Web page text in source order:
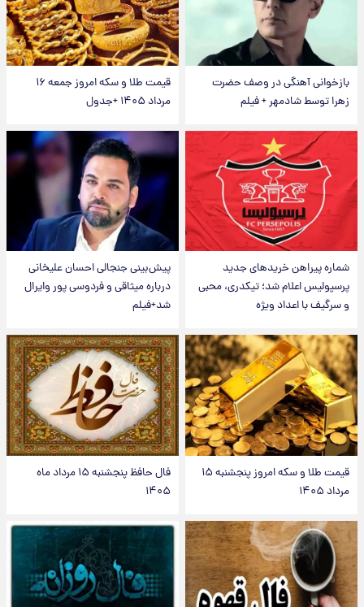
بازخوانی آهنگی در وصف حضرت
زهرا توسط شادمهر + فیلم
قیمت طلا و سکه امروز جمعه ۱۶
مرداد ۱۴۰۵ +جدول
شماره پیراهن خریدهای جدید
پرسپولیس اعلام شد؛ تیکدری، محبی
و سرگیف با اعداد ویژه
پیش‌بینی جنجالی احسان علیخانی
درباره میثاقی و فردوسی پور وایرال
شد+فیلم
قیمت طلا و سکه امروز پنجشنبه ۱۵
مرداد ۱۴۰۵
فال حافظ پنجشنبه ۱۵ مرداد ماه
۱۴۰۵